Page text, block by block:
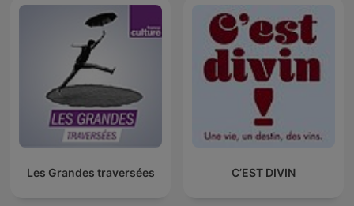
Les Grandes traversées C’EST DIVIN